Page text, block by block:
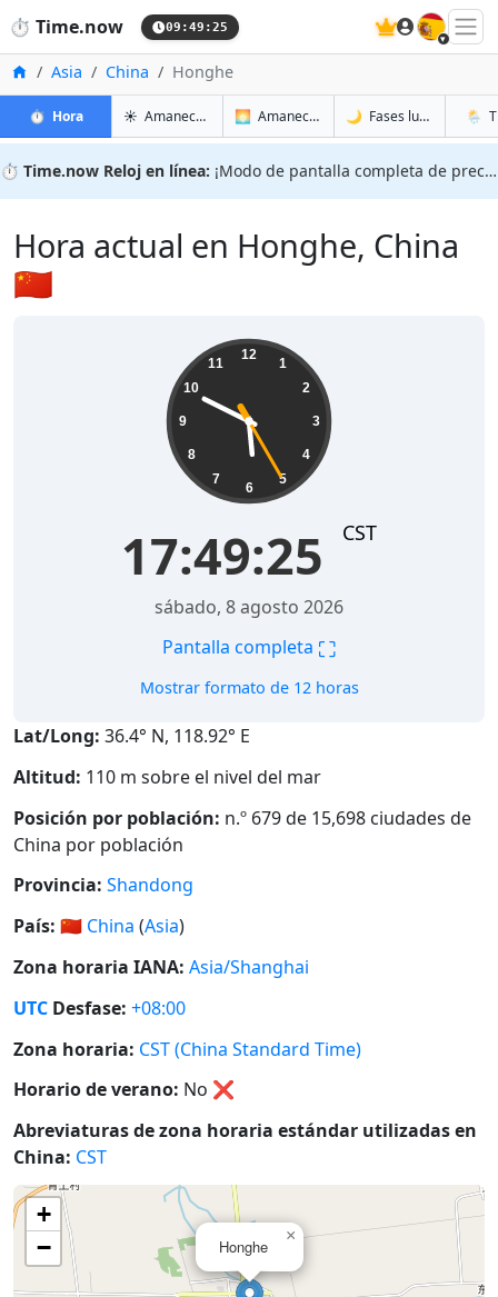
⏱️ Time.now 09:49:25 🇪🇸
Inicio
Asia China Honghe
⏱️ Horaen Honghe
☀️ Amanecer y atardecer en Honghe
🌅 Amanecer y atardecer mañana en
🌙 Fases lunares en🌦️
⏱️ Time.now Reloj en línea: ¡Modo de pantalla completa de precisión!
Hora actual en Honghe, China
🇨🇳
12
1
2
3
4
5
6
7
8
9
10
11
17:49:26 CST
sábado, 8 agosto 2026
Pantalla completa ⛶
Mostrar formato de 12 horas
Lat/Long: 36.4° N, 118.92° E
Altitud: 110 m sobre el nivel del mar
Posición por población: n.º 679 de 15,698 ciudades de
China por población
Provincia: Shandong
País: 🇨🇳 China (Asia)
Zona horaria IANA: Asia/Shanghai
UTC Desfase: +08:00
Zona horaria: CST (China Standard Time)
Horario de verano: No ❌
Abreviaturas de zona horaria estándar utilizadas en
China: CST
Honghe
×
+
−